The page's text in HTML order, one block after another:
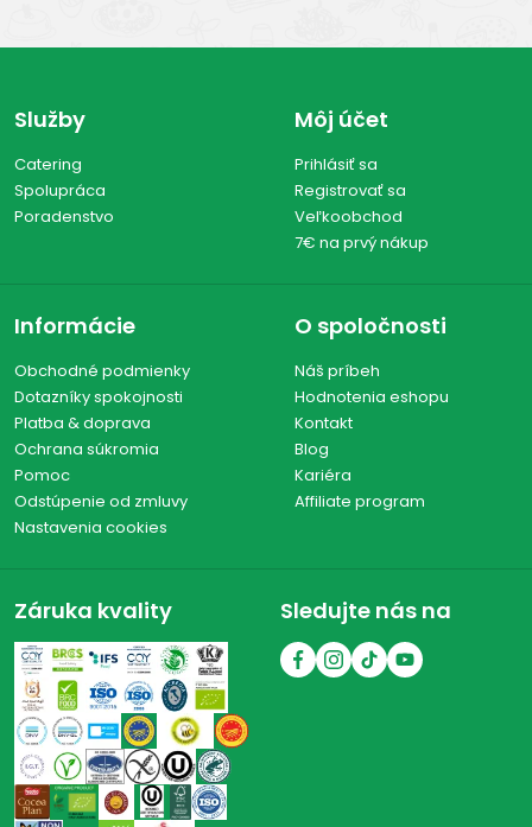
Služby
Catering
Spolupráca
Poradenstvo
Môj účet
Prihlásiť sa
Registrovať sa
Veľkoobchod
7€ na prvý nákup
Informácie
Obchodné podmienky
Dotazníky spokojnosti
Platba & doprava
Ochrana súkromia
Pomoc
Odstúpenie od zmluvy
Nastavenia cookies
O spoločnosti
Náš príbeh
Hodnotenia eshopu
Kontakt
Blog
Kariéra
Affiliate program
Záruka kvality Sledujte nás na